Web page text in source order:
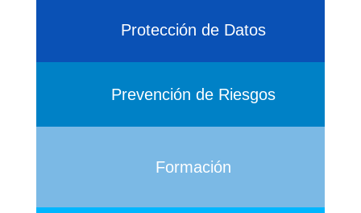
Protección de Datos
Prevención de Riesgos
Formación